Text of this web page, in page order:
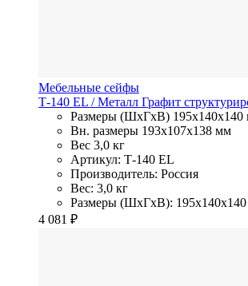
Мебельные сейфы
Т-140 EL / Металл Графит
Размеры (ШхГхВ)
Вн. размеры 193x107х138 мм
Вес 3,0 кг
Артикул: Т-140 EL
Производитель: Россия
Вес: 3,0 кг
Размеры (ШхГхВ):
4 081 ₽